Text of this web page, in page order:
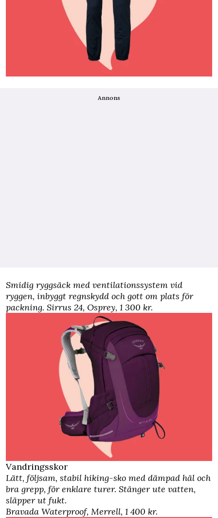
Annons
Smidig ryggsäck med ventilationssystem vid
ryggen, inbyggt regnskydd och gott om plats för
packning. Sirrus 24, Osprey, 1 300 kr.
Vandringsskor
Lätt, följsam, stabil hiking-sko med dämpad häl och
bra grepp, för enklare turer. Stänger ute vatten,
släpper ut fukt.
Bravada Waterproof, Merrell, 1 400 kr.